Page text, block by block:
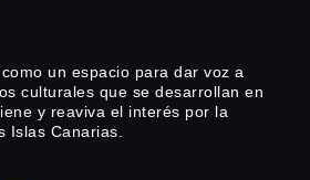
un espacio para dar voz a
culturales que se desarrollan en
y reaviva el interés por la
Islas Canarias.